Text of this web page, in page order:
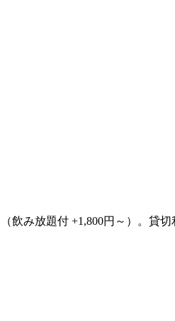
み放題付 +1,800円～）。貸